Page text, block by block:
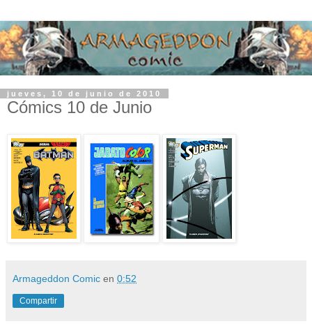
jueves, 10 de junio de 2010
Cómics 10 de Junio
Armageddon Comic en 0:52
Compartir